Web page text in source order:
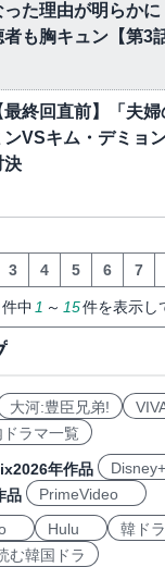
った理由が明らか
者も胸キュン【第3
最終回直前】「夫
ンVSキム・デミョ
決
件中 1 ～ 15件を表示し
3 4 5 6 7
大河:豊臣兄弟!
ラマ一覧
年作品
品
PrimeVideo
Hulu
韓ド
む韓国ドラ